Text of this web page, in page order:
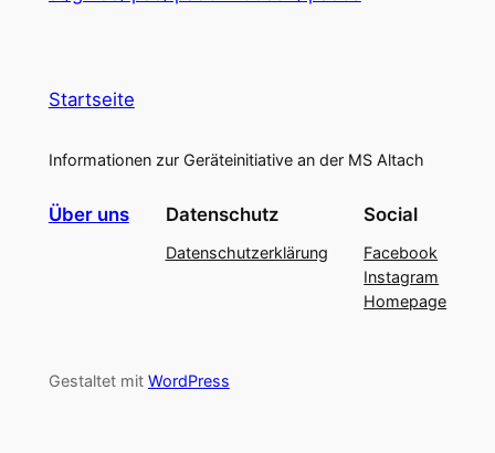
Startseite
Informationen zur Geräteinitiative an der MS Altach
Über uns Datenschutz
Datenschutzerklärung
Social
Facebook
Instagram
Homepage
Gestaltet mit WordPress